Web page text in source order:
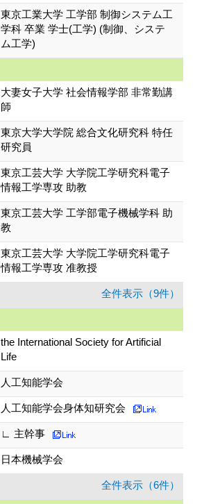
東京工業大学 工学部 制御システム工
学科 卒業 学士(工学) (制御、システ
ム工学)
大妻女子大学 社会情報学部 非常勤講
師
東京大学大学院 総合文化研究科 特任
研究員
東京工芸大学 大学院工学研究科電子
情報工学専攻 助教
東京工芸大学 工学部電子機械学科 助
教
東京工芸大学 大学院工学研究科電子
情報工学専攻 准教授
全件表示（9件）
the International Society for Artificial
Life
人工知能学会
人工知能学会身体知研究会
∟ 主幹事
日本機械学会
全件表示（6件）